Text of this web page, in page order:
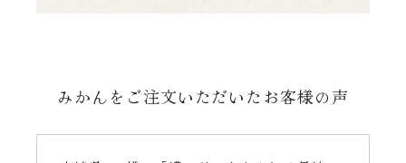
みかんをご注文いただいたお客様の声